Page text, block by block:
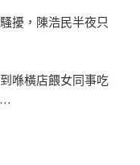
擾，陳浩民半夜只
喺橫店餵女同事吃